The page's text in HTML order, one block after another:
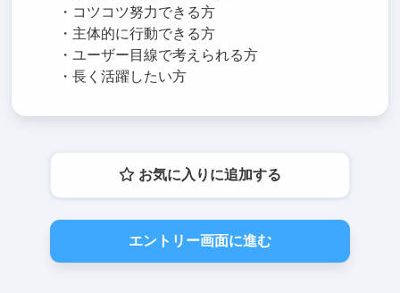
・コツコツ努力できる方
・主体的に行動できる方
・ユーザー目線で考えられる方
・長く活躍したい方
お気に入りに追加する
エントリー画面に進む